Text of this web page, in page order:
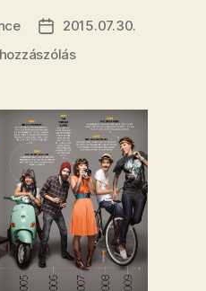
Bejegyzés
dátuma
2015.07.30.
a(z)
Gazdaság
feltámasztotta
Bajor
Nagy
Ernőt!
bejegyzéshez